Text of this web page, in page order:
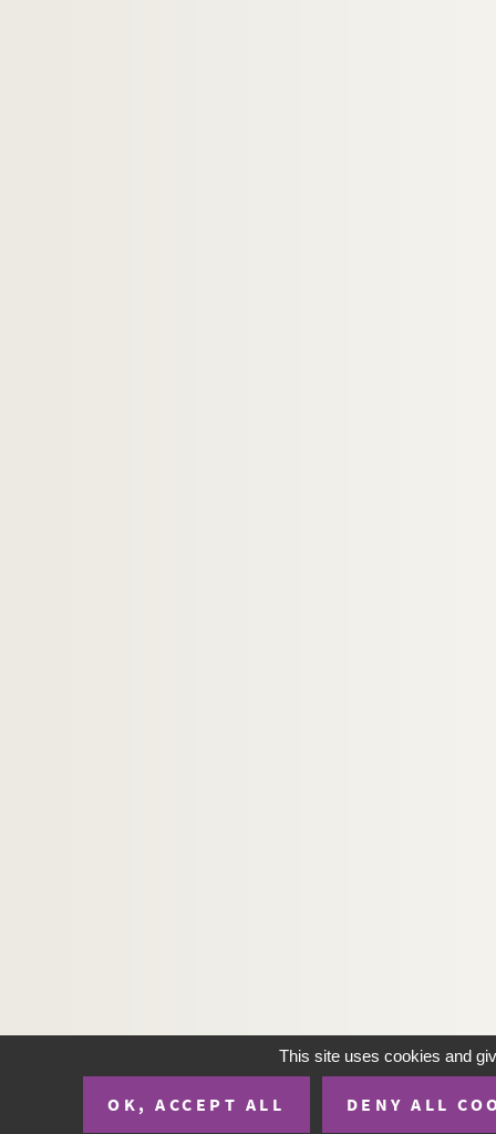
This site uses cookies and
OK, ACCEPT ALL DENY ALL